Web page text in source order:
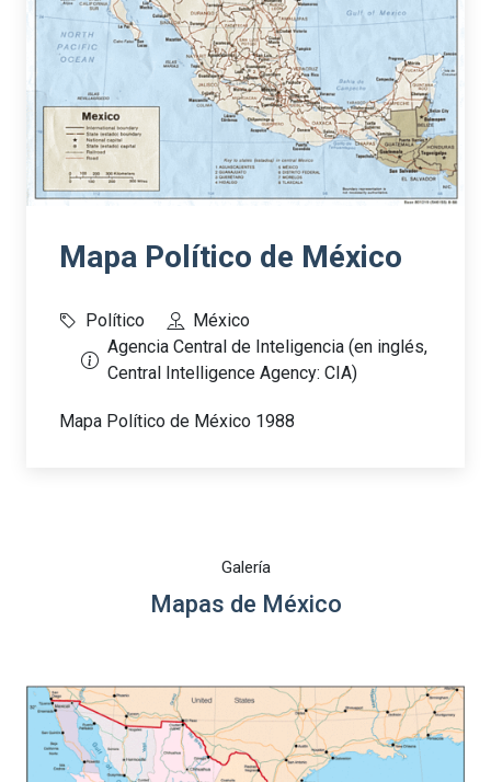
Mapa Político de México
Político
México
Agencia Central de Inteligencia (en inglés,
Central Intelligence Agency: CIA)
Mapa Político de México 1988
Galería
Mapas de México